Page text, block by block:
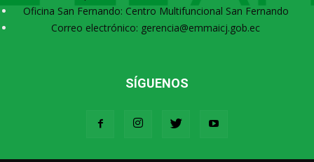
Oficina San Fernando: Centro Multifuncional San Fernando
Correo electrónico: gerencia@emmaicj.gob.ec
SÍGUENOS